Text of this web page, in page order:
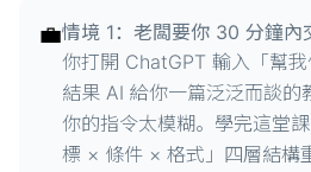
💼情境 1：老闆要你 30 分鐘內
你打開 ChatGPT 輸入「幫我
結果 AI 給你一篇泛泛而談的
你的指令太模糊。學完這堂
標 × 條件 × 格式」四層結構